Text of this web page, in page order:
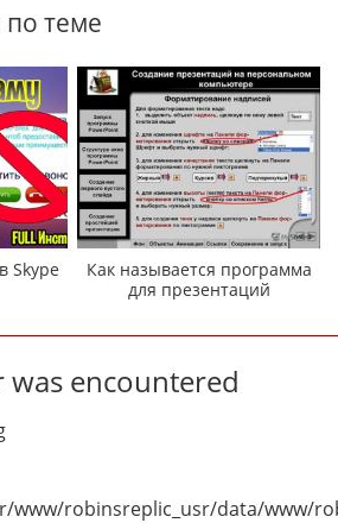
теме
Skype
Как называется программа
для презентаций
was encountered
www/robinsreplic_usr/data/www/